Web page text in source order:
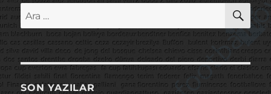
Ara:
SON YAZILAR